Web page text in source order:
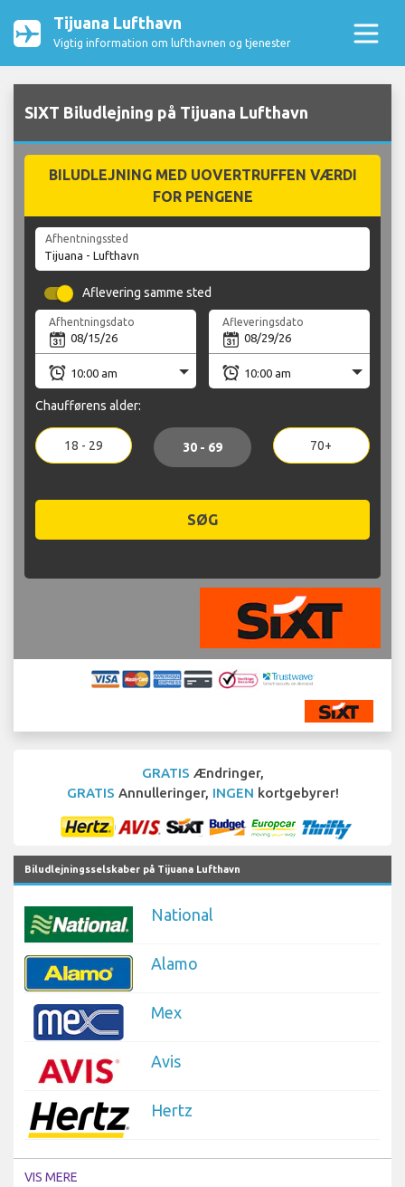
Tijuana Lufthavn
Vigtig information om lufthavnen og tjenester
SIXT Biludlejning på Tijuana Lufthavn
BILUDLEJNING MED UOVERTRUFFEN VÆRDI
FOR PENGENE
Afhentningssted
Aflevering samme sted
Afhentningsdato Afleveringsdato
Chaufførens alder:
18 - 29 30 - 69 70+
SØG
GRATIS Ændringer,
GRATIS Annulleringer, INGEN kortgebyrer!
Biludlejningsselskaber på Tijuana Lufthavn
National
Alamo
Mex
Avis
Hertz
VIS MERE